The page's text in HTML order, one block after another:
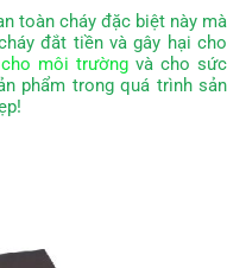
toàn cháy đặc biệt này mà
đắt tiền và gây hại cho
môi trường và cho sức
phẩm trong quá trình sản